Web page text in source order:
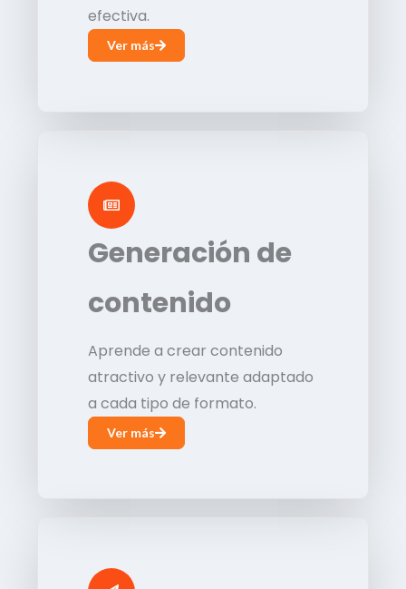
efectiva.
Ver más
Generación de
contenido
Aprende a crear contenido
atractivo y relevante adaptado
a cada tipo de formato.
Ver más